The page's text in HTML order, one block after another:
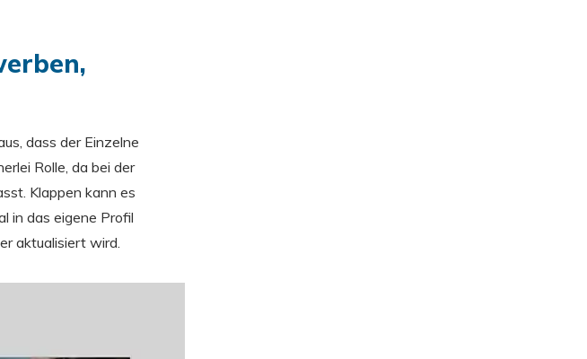
dass der Einzelne
Rolle, da bei der
Klappen kann es
in das eigene Profil
aktualisiert wird.